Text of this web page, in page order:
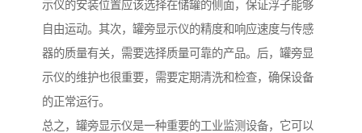
示仪的安装位置应该选择在储罐的侧面，保证浮子能够
自由运动。其次，罐旁显示仪的精度和响应速度与传感
器的质量有关，需要选择质量可靠的产品。后，罐旁显
示仪的维护也很重要，需要定期清洗和检查，确保设备
的正常运行。
总之，罐旁显示仪是一种重要的工业监测设备，它可以